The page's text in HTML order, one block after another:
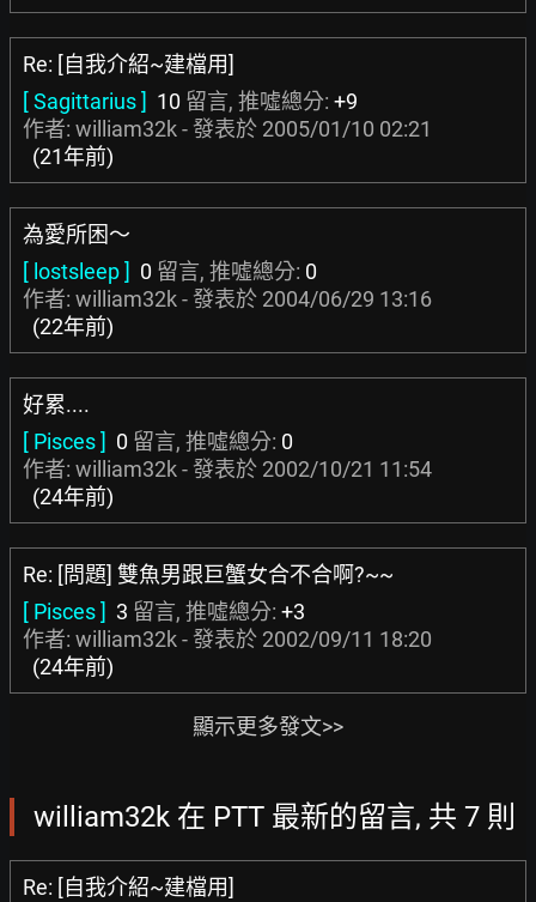
Re: [自我介紹~建檔用]
[ Sagittarius ] 10 留言, 推噓總分: +9
作者: william32k - 發表於 2005/01/10 02:21
(21年前)
為愛所困～
[ lostsleep ] 0 留言, 推噓總分: 0
作者: william32k - 發表於 2004/06/29 13:16
(22年前)
好累....
[ Pisces ] 0 留言, 推噓總分: 0
作者: william32k - 發表於 2002/10/21 11:54
(24年前)
Re: [問題] 雙魚男跟巨蟹女合不合啊?~~
[ Pisces ] 3 留言, 推噓總分: +3
作者: william32k - 發表於 2002/09/11 18:20
(24年前)
顯示更多發文>>
william32k 在 PTT 最新的留言, 共 7 則
Re: [自我介紹~建檔用]